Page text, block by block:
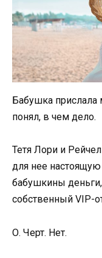
Бабушка прислала
понял, в чем дело.
Тетя Лори и
для нее
бабушкины
собственный VIP-
О. Черт. Нет.